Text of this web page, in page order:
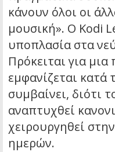
κάνουν όλοι οι
μουσική». Ο Kodi
υποπλασία στα
Πρόκειται για
εμφανίζεται κατά
συμβαίνει, διότι
αναπτυχθεί
χειρουργηθεί
ημερών.